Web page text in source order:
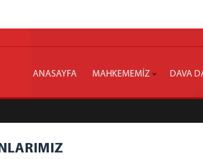
ANASAYFA MAHKEMEMİZ DAVA